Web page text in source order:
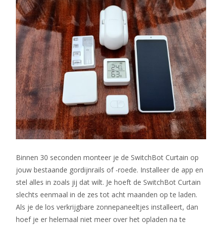
Binnen 30 seconden monteer je de SwitchBot Curtain op
jouw bestaande gordijnrails of -roede. Installeer de app en
stel alles in zoals jij dat wilt. Je hoeft de SwitchBot Curtain
slechts eenmaal in de zes tot acht maanden op te laden.
Als je de los verkrijgbare zonnepaneeltjes installeert, dan
hoef je er helemaal niet meer over het opladen na te